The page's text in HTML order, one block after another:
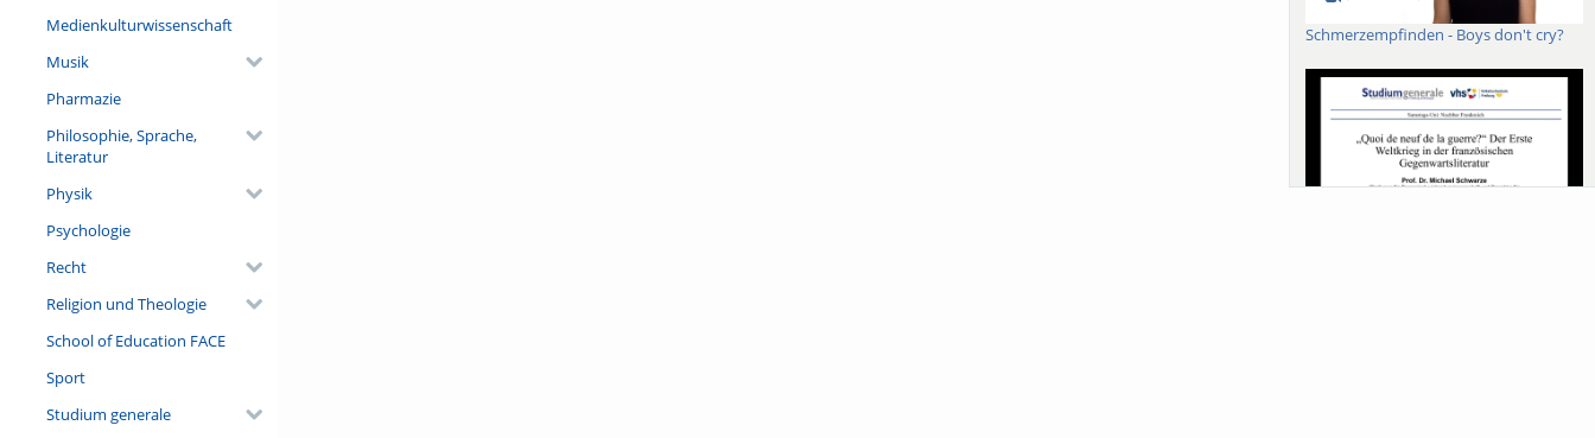
Medienkulturwissenschaft
Musik
Pharmazie
Philosophie, Sprache,
Literatur
Physik
Psychologie
Recht
Religion und Theologie
School of Education FACE
Sport
Studium generale
Schmerzempfinden - Boys don't cry?